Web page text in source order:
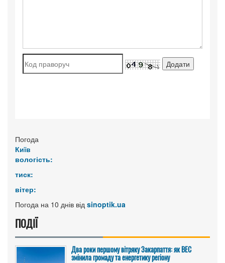
Погода
Київ
вологість:
тиск:
вітер:
Погода на 10 днів від sinoptik.ua
ПОДІЇ
Два роки першому вітряку Закарпаття: як ВЕС
змінила громаду та енергетику регіону